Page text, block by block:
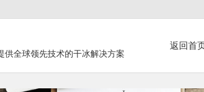
供全球领先技术的干冰解决方案
返回首